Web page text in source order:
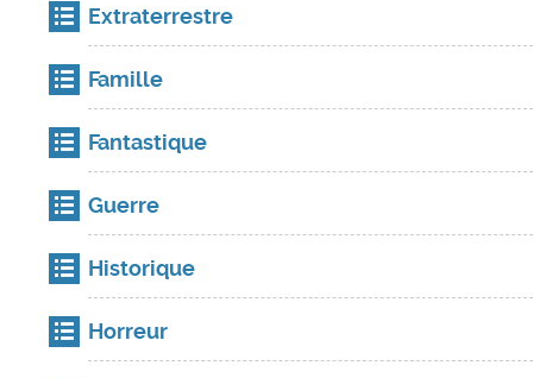
Extraterrestre
Famille
Fantastique
Guerre
Historique
Horreur